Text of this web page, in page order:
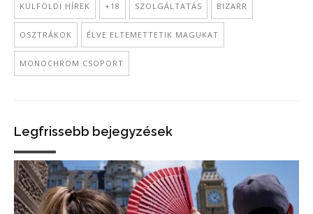
KÜLFÖLDI HÍREK +18 SZOLGÁLTATÁS BIZARR
OSZTRÁKOK ÉLVE ELTEMETTETIK MAGUKAT
MONOCHROM CSOPORT
Legfrissebb bejegyzések